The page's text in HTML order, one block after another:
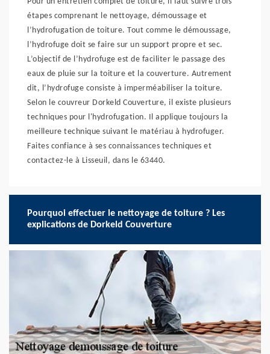
étapes comprenant le nettoyage, démoussage et
l’hydrofugation de toiture. Tout comme le démoussage,
l’hydrofuge doit se faire sur un support propre et sec.
L’objectif de l’hydrofuge est de faciliter le passage des
eaux de pluie sur la toiture et la couverture. Autrement
dit, l’hydrofuge consiste à imperméabiliser la toiture.
Selon le couvreur Dorkeld Couverture, il existe plusieurs
techniques pour l'hydrofugation. Il applique toujours la
meilleure technique suivant le matériau à hydrofuger.
Faites confiance à ses connaissances techniques et
contactez-le à Lisseuil, dans le 63440.
Pourquoi effectuer le nettoyage de toiture ? Les
explications de Dorkeld Couverture